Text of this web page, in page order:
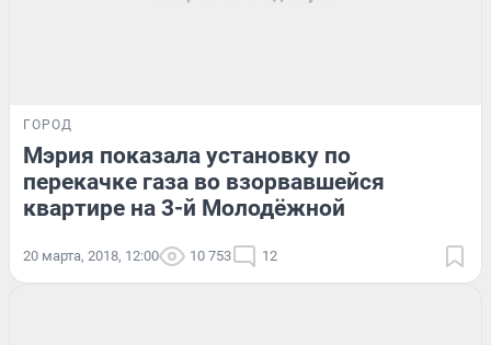
ГОРОД
Мэрия показала установку по
перекачке газа во взорвавшейся
квартире на 3-й Молодёжной
20 марта, 2018, 12:00 10 753 12